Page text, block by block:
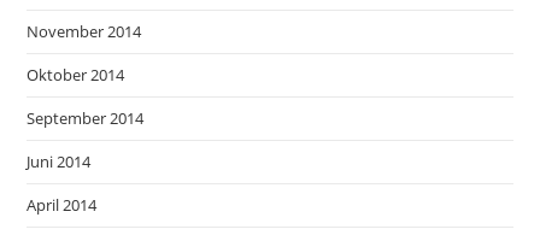
November 2014
Oktober 2014
September 2014
Juni 2014
April 2014